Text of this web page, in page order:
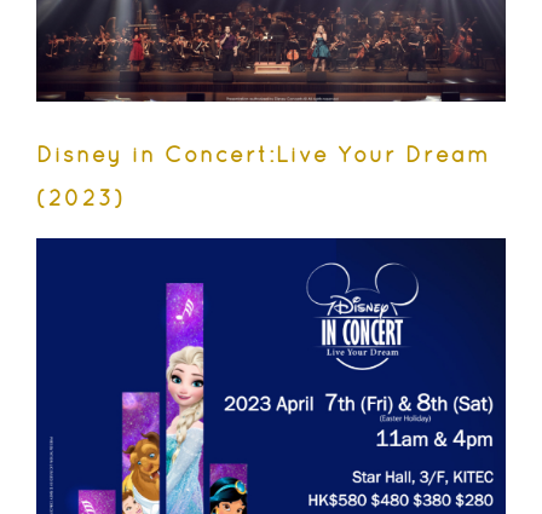
Disney in Concert:Live Your Dream
(2023)